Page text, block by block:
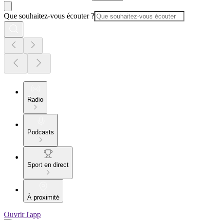
Que souhaitez-vous écouter ?
Radio
Podcasts
Sport en direct
À proximité
Ouvrir l'app